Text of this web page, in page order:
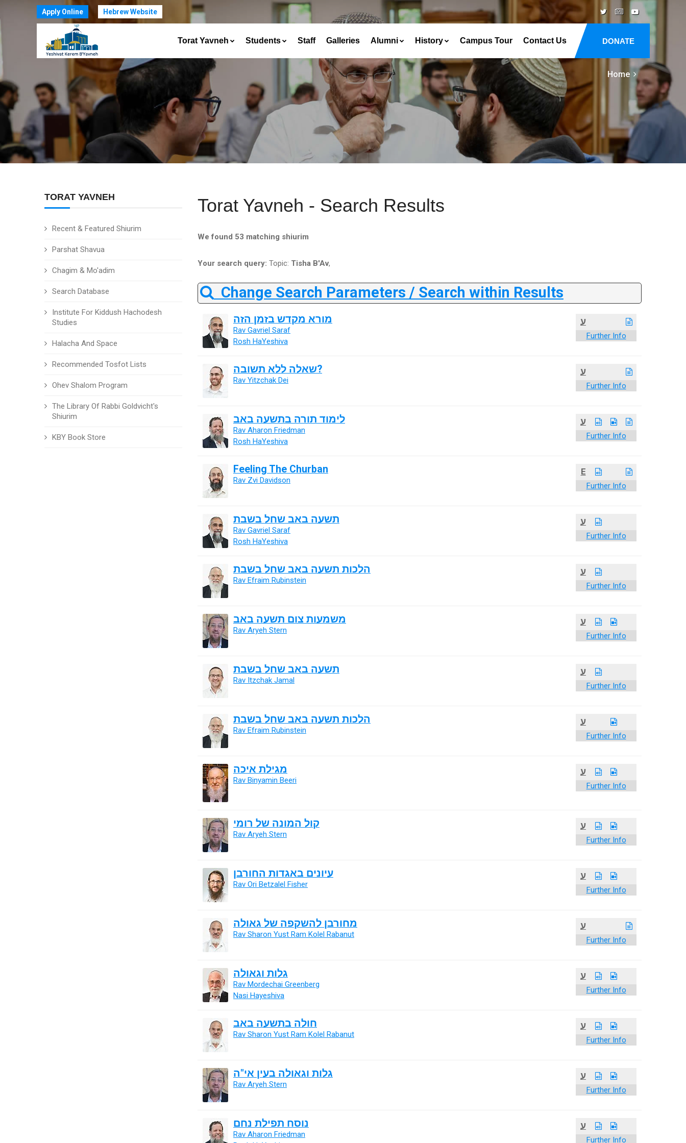
Apply Online Hebrew Website
DONATE
Torat Yavneh Students Staff Galleries Alumni History Campus Tour Contact Us
Home
TORAT YAVNEH
Recent & Featured Shiurim
Parshat Shavua
Chagim & Mo'adim
Search Database
Institute For Kiddush Hachodesh
Studies
Halacha And Space
Recommended Tosfot Lists
Ohev Shalom Program
The Library Of Rabbi Goldvicht's
Shiurim
KBY Book Store
Torat Yavneh - Search Results
We found 53 matching shiurim
Your search query: Topic: Tisha B'Av,
Change Search Parameters / Search within Results
ע
Further Info
מורא מקדש בזמן הזה
Rav Gavriel Saraf
Rosh HaYeshiva
ע
Further Info
שאלה ללא תשובה?
Rav Yitzchak Dei
ע
Further Info
לימוד תורה בתשעה באב
Rav Aharon Friedman
Rosh HaYeshiva
E
Further Info
Feeling The Churban
Rav Zvi Davidson
ע
Further Info
תשעה באב שחל בשבת
Rav Gavriel Saraf
Rosh HaYeshiva
ע
Further Info
הלכות תשעה באב שחל בשבת
Rav Efraim Rubinstein
ע
Further Info
משמעות צום תשעה באב
Rav Aryeh Stern
ע
Further Info
תשעה באב שחל בשבת
Rav Itzchak Jamal
ע
Further Info
הלכות תשעה באב שחל בשבת
Rav Efraim Rubinstein
ע
Further Info
מגילת איכה
Rav Binyamin Beeri
ע
Further Info
קול המונה של רומי
Rav Aryeh Stern
ע
Further Info
עיונים באגדות החורבן
Rav Ori Betzalel Fisher
ע
Further Info
מחורבן להשקפה של גאולה
Rav Sharon Yust Ram Kolel Rabanut
ע
Further Info
גלות וגאולה
Rav Mordechai Greenberg
Nasi Hayeshiva
ע
Further Info
חולה בתשעה באב
Rav Sharon Yust Ram Kolel Rabanut
ע
Further Info
גלות וגאולה בעין אי"ה
Rav Aryeh Stern
ע
Further Info
נוסח תפילת נחם
Rav Aharon Friedman